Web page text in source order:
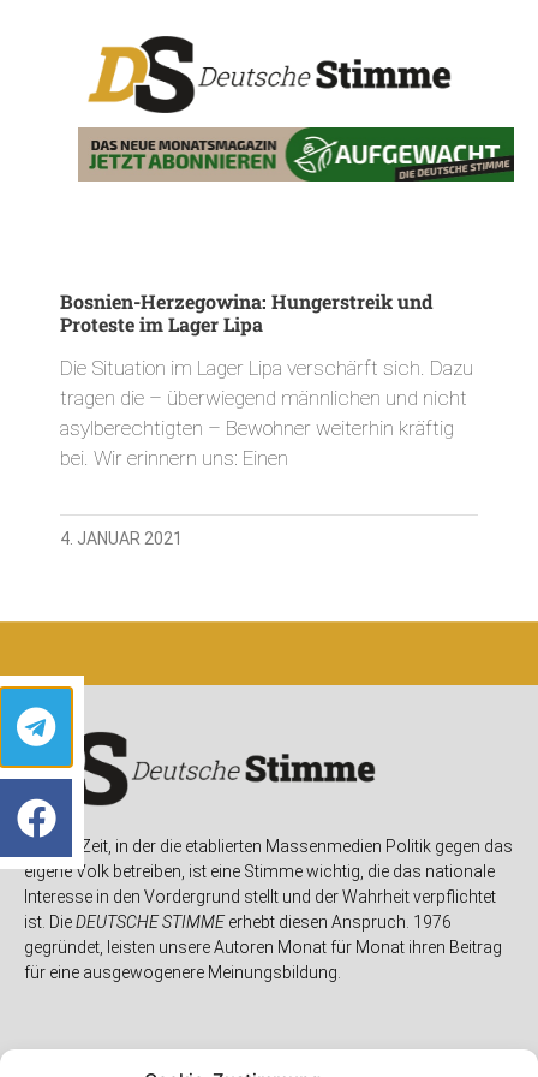
Bosnien-Herzegowina: Hungerstreik und
Proteste im Lager Lipa
Die Situation im Lager Lipa verschärft sich. Dazu
tragen die – überwiegend männlichen und nicht
asylberechtigten – Bewohner weiterhin kräftig
bei. Wir erinnern uns: Einen
4. JANUAR 2021
In einer Zeit, in der die etablierten Massenmedien Politik gegen das
eigene Volk betreiben, ist eine Stimme wichtig, die das nationale
Interesse in den Vordergrund stellt und der Wahrheit verpflichtet
ist. DieDEUTSCHE STIMMEerhebt diesen Anspruch. 1976
gegründet, leisten unsere Autoren Monat für Monat ihren Beitrag
für eine ausgewogenere Meinungsbildung.